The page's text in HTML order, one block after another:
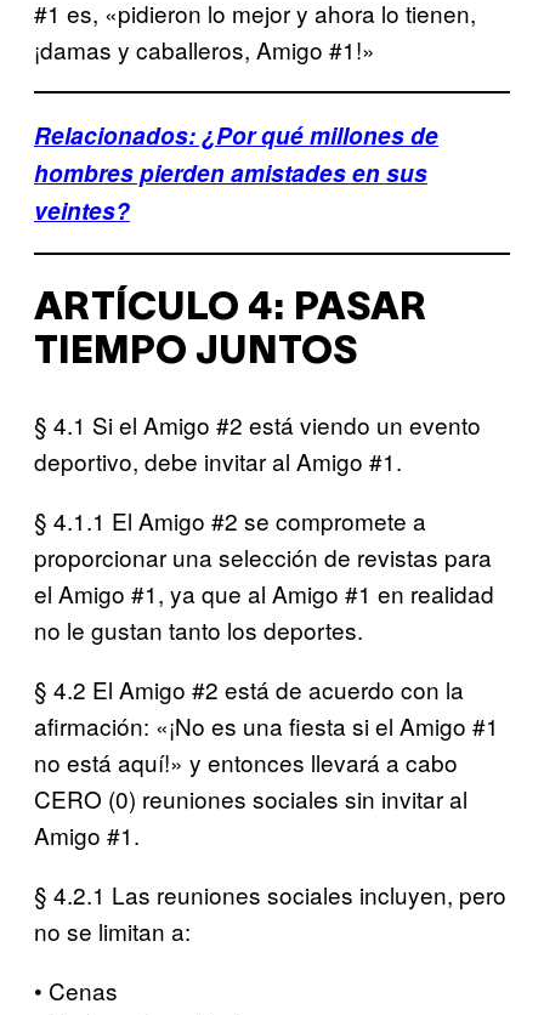
#1 es, «pidieron lo mejor y ahora lo tienen,
¡damas y caballeros, Amigo #1!»
Relacionados: ¿Por qué millones de
hombres pierden amistades en sus
veintes?
ARTÍCULO 4: PASAR
TIEMPO JUNTOS
§ 4.1 Si el Amigo #2 está viendo un evento
deportivo, debe invitar al Amigo #1.
§ 4.1.1 El Amigo #2 se compromete a
proporcionar una selección de revistas para
el Amigo #1, ya que al Amigo #1 en realidad
no le gustan tanto los deportes.
§ 4.2 El Amigo #2 está de acuerdo con la
afirmación: «¡No es una fiesta si el Amigo #1
no está aquí!» y entonces llevará a cabo
CERO (0) reuniones sociales sin invitar al
Amigo #1.
§ 4.2.1 Las reuniones sociales incluyen, pero
no se limitan a:
• Cenas